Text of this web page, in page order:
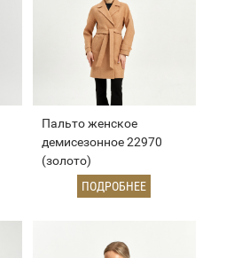
Пальто женское
демисезонное 22970
(золото)
ПОДРОБНЕЕ